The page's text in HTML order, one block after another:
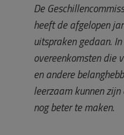
De
heeft de afgelopen
uitspraken gedaan.
overeenkomsten die
en andere
leerzaam kunnen
nog beter te maken.